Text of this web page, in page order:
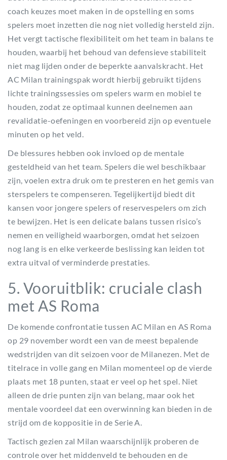
coach keuzes moet maken in de opstelling en soms
spelers moet inzetten die nog niet volledig hersteld zijn.
Het vergt tactische flexibiliteit om het team in balans te
houden, waarbij het behoud van defensieve stabiliteit
niet mag lijden onder de beperkte aanvalskracht. Het
AC Milan trainingspak wordt hierbij gebruikt tijdens
lichte trainingssessies om spelers warm en mobiel te
houden, zodat ze optimaal kunnen deelnemen aan
revalidatie-oefeningen en voorbereid zijn op eventuele
minuten op het veld.
De blessures hebben ook invloed op de mentale
gesteldheid van het team. Spelers die wel beschikbaar
zijn, voelen extra druk om te presteren en het gemis van
sterspelers te compenseren. Tegelijkertijd biedt dit
kansen voor jongere spelers of reservespelers om zich
te bewijzen. Het is een delicate balans tussen risico’s
nemen en veiligheid waarborgen, omdat het seizoen
nog lang is en elke verkeerde beslissing kan leiden tot
extra uitval of verminderde prestaties.
5. Vooruitblik: cruciale clash
met AS Roma
De komende confrontatie tussen AC Milan en AS Roma
op 29 november wordt een van de meest bepalende
wedstrijden van dit seizoen voor de Milanezen. Met de
titelrace in volle gang en Milan momenteel op de vierde
plaats met 18 punten, staat er veel op het spel. Niet
alleen de drie punten zijn van belang, maar ook het
mentale voordeel dat een overwinning kan bieden in de
strijd om de koppositie in de Serie A.
Tactisch gezien zal Milan waarschijnlijk proberen de
controle over het middenveld te behouden en de